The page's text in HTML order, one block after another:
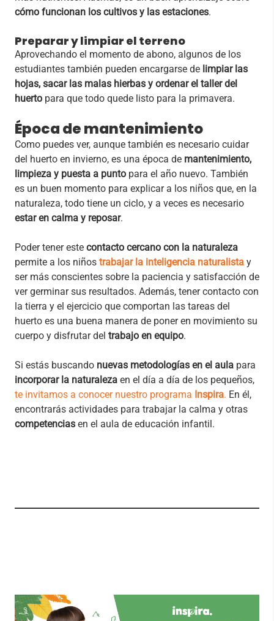
cómo funcionan los cultivos y las estaciones.
Preparar y limpiar el terreno
Aprovechando el momento de abono, algunos de los
estudiantes también pueden encargarse de limpiar las
hojas, sacar las malas hierbas y ordenar el taller del
huerto para que todo quede listo para la primavera.
Época de mantenimiento
Como puedes ver, aunque también es necesario cuidar
del huerto en invierno, es una época de mantenimiento,
limpieza y puesta a punto para el año nuevo. También
es un buen momento para explicar a los niños que, en la
naturaleza, todo tiene un ciclo, y a veces es necesario
estar en calma y reposar.
Poder tener este contacto cercano con la naturaleza
permite a los niños trabajar la inteligencia naturalista y
ser más conscientes sobre la paciencia y satisfacción de
ver germinar sus resultados. Además, tener contacto con
la tierra y el ejercicio que comportan las tareas del
huerto es una buena manera de poner en movimiento su
cuerpo y disfrutar del trabajo en equipo.
Si estás buscando nuevas metodologías en el aula para
incorporar la naturaleza en el día a día de los pequeños,
te invitamos a conocer nuestro programa Inspira. En él,
encontrarás actividades para trabajar la calma y otras
competencias en el aula de educación infantil.